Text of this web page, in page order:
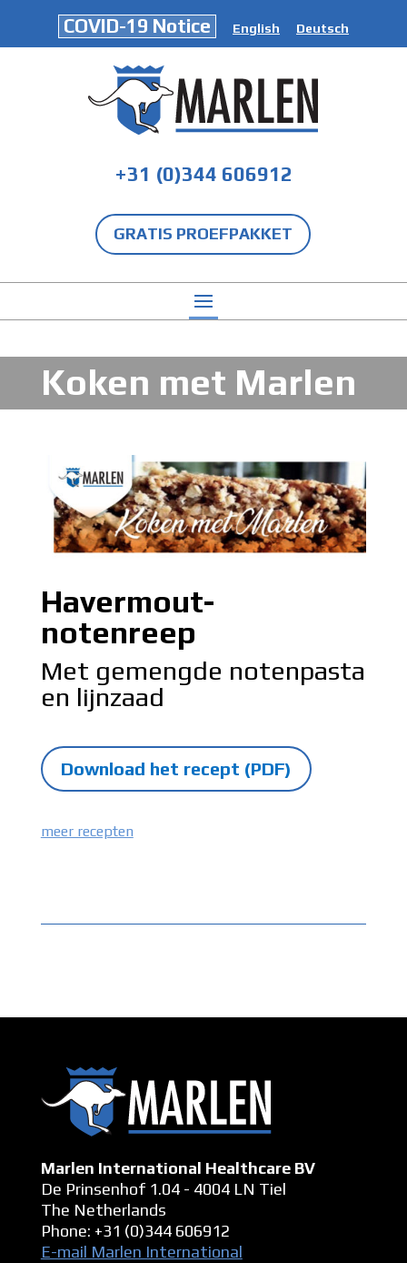
COVID-19 Notice English Deutsch
+31 (0)344 606912
GRATIS PROEFPAKKET
Koken met Marlen
Havermout-
notenreep
Met gemengde notenpasta
en lijnzaad
Download het recept (PDF)
meer recepten
Marlen International Healthcare BV
De Prinsenhof 1.04 - 4004 LN Tiel
The Netherlands
Phone: +31 (0)344 606912
E-mail Marlen International